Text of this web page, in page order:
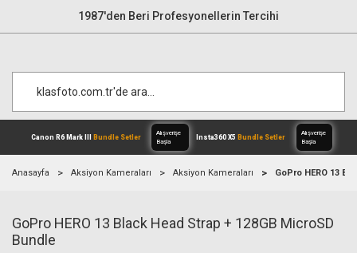
1987'den Beri Profesyonellerin Tercihi
Canon R6 Mark IIIBundle Setler
Alışverişe
Anasayfa Aksiyon Kameraları Aksiyon Kameraları GoPro HERO 13
GoPro HERO 13 Black Head Strap + 128GB MicroSD
Bundle